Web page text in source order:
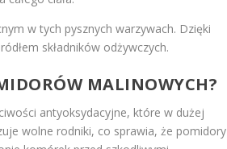
w tych pysznych warzywach. Dzięki
składników odżywczych.
MALINOWYCH?
antyoksydacyjne, które w dużej
wolne rodniki, co sprawia, że pomidory